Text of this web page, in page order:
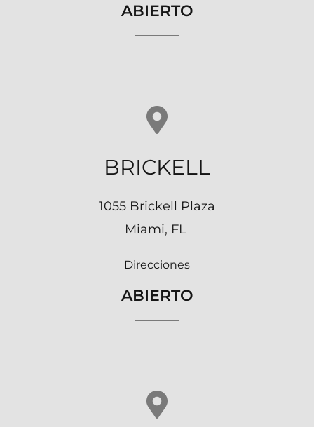
ABIERTO
BRICKELL
1055 Brickell Plaza
Miami, FL
Direcciones
ABIERTO